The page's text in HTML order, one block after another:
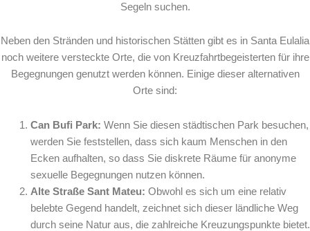
Segeln suchen.
Neben den Stränden und historischen Stätten gibt es in Santa Eulalia
noch weitere versteckte Orte, die von Kreuzfahrtbegeisterten für ihre
Begegnungen genutzt werden können. Einige dieser alternativen
Orte sind:
Can Bufi Park: Wenn Sie diesen städtischen Park besuchen,
werden Sie feststellen, dass sich kaum Menschen in den
Ecken aufhalten, so dass Sie diskrete Räume für anonyme
sexuelle Begegnungen nutzen können.
Alte Straße Sant Mateu: Obwohl es sich um eine relativ
belebte Gegend handelt, zeichnet sich dieser ländliche Weg
durch seine Natur aus, die zahlreiche Kreuzungspunkte bietet.